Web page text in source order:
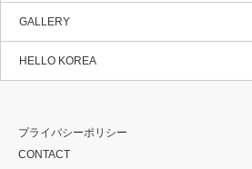
GALLERY
HELLO KOREA
プライバシーポリシー
CONTACT